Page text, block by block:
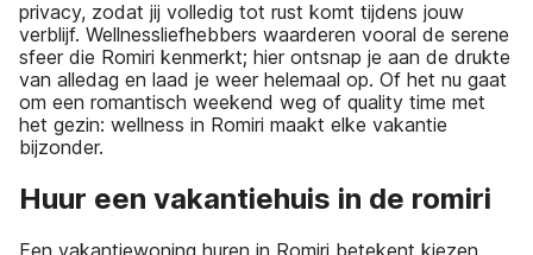
privacy, zodat jij volledig tot rust komt tijdens jouw
verblijf. Wellnessliefhebbers waarderen vooral de serene
sfeer die Romiri kenmerkt; hier ontsnap je aan de drukte
van alledag en laad je weer helemaal op. Of het nu gaat
om een romantisch weekend weg of quality time met
het gezin: wellness in Romiri maakt elke vakantie
bijzonder.
Huur een vakantiehuis in de romiri